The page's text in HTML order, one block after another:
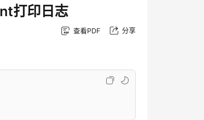
打印日志
查看PDF 分享